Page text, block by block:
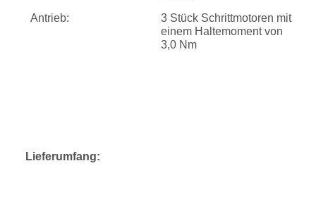
Antrieb:
3 Stück Schrittmotoren mit
einem Haltemoment von
3,0 Nm
Lieferumfang: